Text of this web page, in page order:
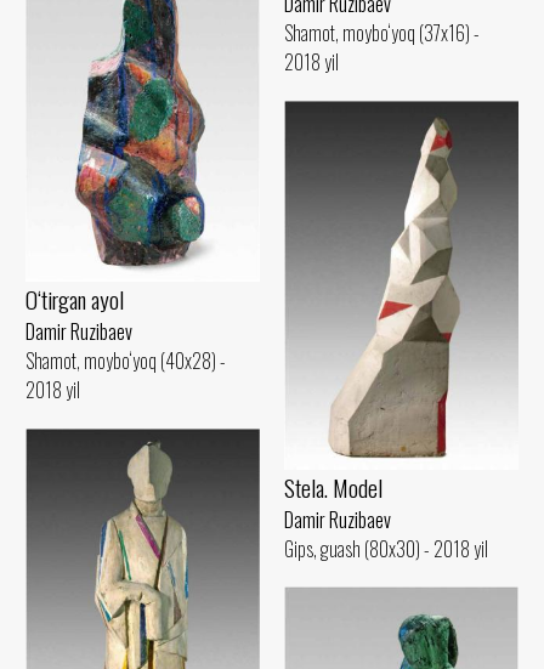
Shamot, moybo‘yoq (37x16) -
2018 yil
O‘tirgan ayol
Damir Ruzibaev
Shamot, moybo‘yoq (40x28) -
2018 yil
Stela. Model
Damir Ruzibaev
Gips, guash (80x30) - 2018 yil